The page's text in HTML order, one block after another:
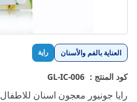
العناية بالفم والأسنان راية
كود المنتج : GL-IC-006
رايا جونيور معجون اسنان للاطفال 75 جرام بالتفاح
تخطي
إلى
بداية
معرض
الصور